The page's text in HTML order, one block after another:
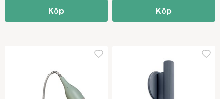
Köp
Köp